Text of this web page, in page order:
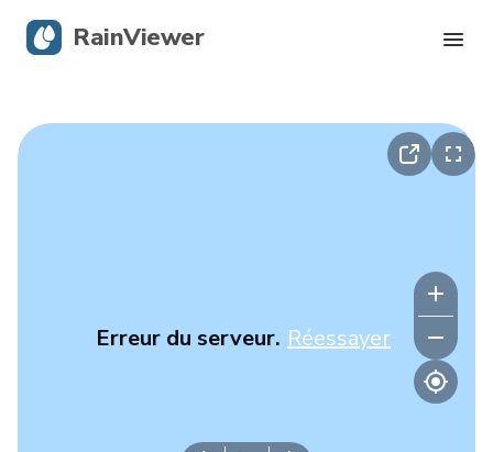
Erreur du serveur. Réessayer
RainViewer